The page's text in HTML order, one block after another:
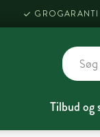
GROGARANTI
Tilbud og